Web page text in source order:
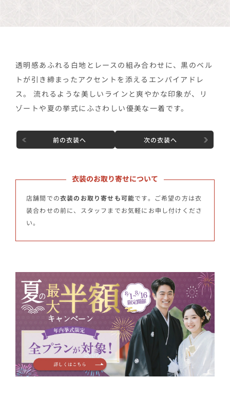
透明感あふれる白地とレースの組み合わせに、黒のベル
トが引き締まったアクセントを添えるエンパイアドレ
ス。 流れるような美しいラインと爽やかな印象が、リ
ゾートや夏の挙式にふさわしい優美な一着です。
前の衣装へ 次の衣装へ
衣装のお取り寄せについて
店舗間での衣装のお取り寄せも可能です。ご希望の方は衣
装合わせの前に、スタッフまでお気軽にお申し付けくださ
い。